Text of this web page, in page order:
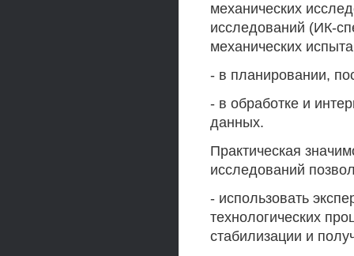
механических
исследований (ИК-
механических
- в планировании,
- в обработке и
данных.
Практическая
исследований
- использовать
технологических
стабилизации и